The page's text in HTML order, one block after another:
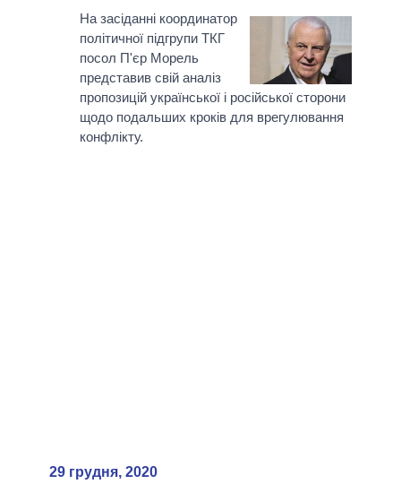
ДАЙДЖЕСТИ
ВЕРХОВНА РАДА
КАБІНЕТ МІНІСТРІВ
ГОЛОВИ ОБЛАДМІНІСТРАЦІЙ
МЕРИ МІСТ
ВСІ ПЕРСОНИ
ВІДЕО
ПІДТРИМАТИ
ПОРІВНЯННЯ ПОЛІТИКІВ
На засіданні координатор
політичної підгрупи ТКГ
посол П'єр Морель
представив свій аналіз
пропозицій української і російської сторони
щодо подальших кроків для врегулювання
конфлікту.
29 грудня, 2020